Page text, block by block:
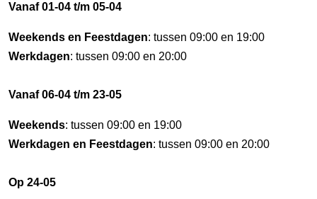
Vanaf 01-04 t/m 05-04
Weekends en Feestdagen: tussen 09:00 en 19:00
Werkdagen: tussen 09:00 en 20:00
Vanaf 06-04 t/m 23-05
Weekends: tussen 09:00 en 19:00
Werkdagen en Feestdagen: tussen 09:00 en 20:00
Op 24-05